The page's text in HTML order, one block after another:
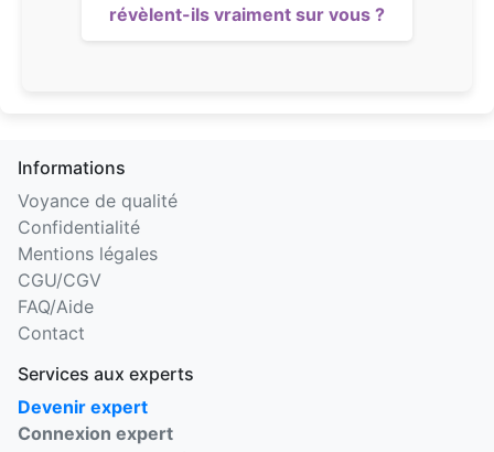
révèlent-ils vraiment sur vous ?
Informations
Voyance de qualité
Confidentialité
Mentions légales
CGU/CGV
FAQ/Aide
Contact
Services aux experts
Devenir expert
Connexion expert